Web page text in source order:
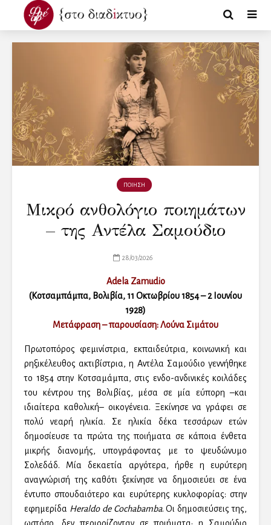
ΠΟΙΗΣΗ
Μικρό ανθολόγιο ποιημάτων
– της Αντέλα Σαμούδιο
28/03/2026
Adela Zamudio
(Κοτσαμπάμπα, Βολιβία, 11 Οκτωβρίου 1854 – 2 Ιουνίου
1928)
Μετάφραση – παρουσίαση: Λούνα Σιμάτου
Πρωτοπόρος φεμινίστρια, εκπαιδεύτρια, κοινωνική και
ρηξικέλευθος ακτιβίστρια, η Αντέλα Σαμούδιο γεννήθηκε
το 1854 στην Κοτσαμάμπα, στις ενδο-ανδινικές κοιλάδες
του κέντρου της Βολιβίας, μέσα σε μία εύπορη –και
ιδιαίτερα καθολική– οικογένεια. Ξεκίνησε να γράφει σε
πολύ νεαρή ηλικία. Σε ηλικία δέκα τεσσάρων ετών
δημοσίευσε τα πρώτα της ποιήματα σε κάποια ένθετα
μικρής διανομής, υπογράφοντας με το ψευδώνυμο
Σολεδάδ. Μία δεκαετία αργότερα, ήρθε η ευρύτερη
αναγνώρισή της καθότι ξεκίνησε να δημοσιεύει σε ένα
έντυπο σπουδαιότερο και ευρύτερης κυκλοφορίας: στην
εφημερίδα Heraldo de Cochabamba. Οι δημοσιεύσεις της,